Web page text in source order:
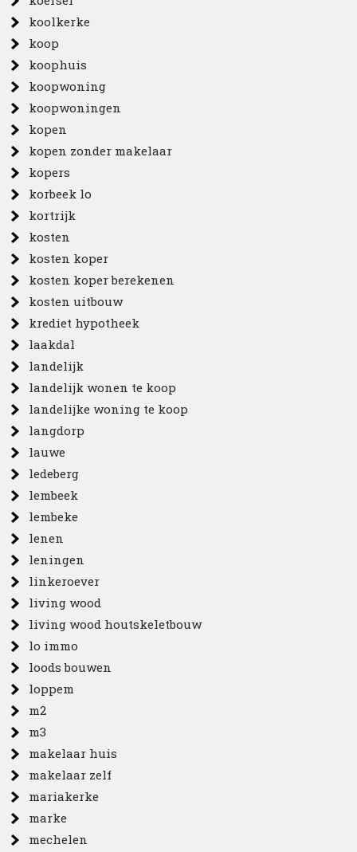
koolkerke
koop
koophuis
koopwoning
koopwoningen
kopen
kopen zonder makelaar
kopers
korbeek lo
kortrijk
kosten
kosten koper
kosten koper berekenen
kosten uitbouw
krediet hypotheek
laakdal
landelijk
landelijk wonen te koop
landelijke woning te koop
langdorp
lauwe
ledeberg
lembeek
lembeke
lenen
leningen
linkeroever
living wood
living wood houtskeletbouw
lo immo
loods bouwen
loppem
m2
m3
makelaar huis
makelaar zelf
mariakerke
marke
mechelen